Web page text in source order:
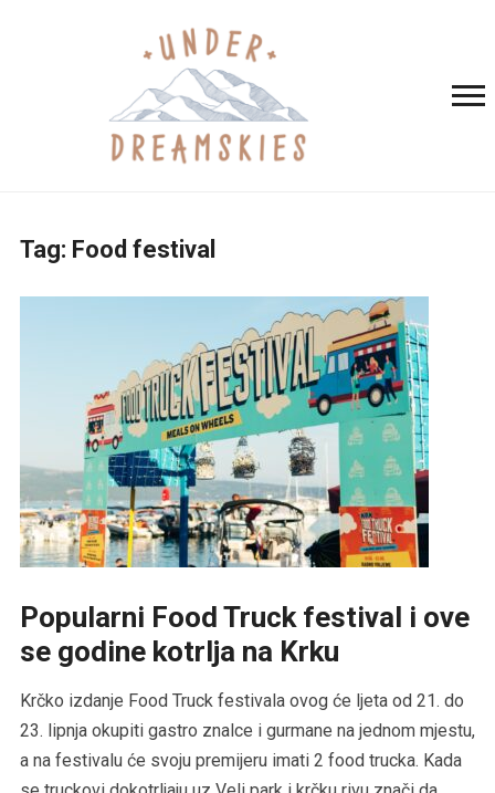
Tag: Food festival
Popularni Food Truck festival i ove
se godine kotrlja na Krku
Krčko izdanje Food Truck festivala ovog će ljeta od 21. do
23. lipnja okupiti gastro znalce i gurmane na jednom mjestu,
a na festivalu će svoju premijeru imati 2 food trucka. Kada